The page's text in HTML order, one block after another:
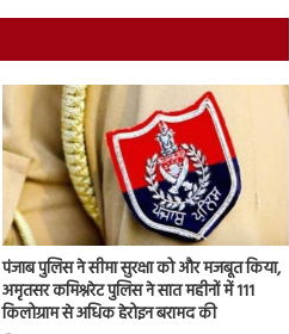
पंजाब पुलिस ने सीमा सुरक्षा को और मजबूत किया,
अमृतसर कमिश्नरेट पुलिस ने सात महीनों में 111
किलोग्राम से अधिक हेरोइन बरामद की